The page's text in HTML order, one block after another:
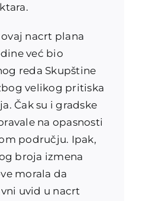
nacrt plana
već bio
reda Skupštine
velikog pritiska
Čak su i gradske
na opasnosti
području. Ipak,
broja izmena
morala da
uvid u nacrt